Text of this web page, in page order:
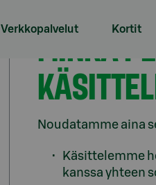
Verkkopalvelut Kortit
MINKÄ
Noudatamme aina
Käsittelemme
kanssa yhteen